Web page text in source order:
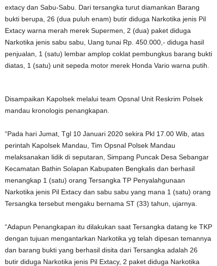
extacy dan Sabu-Sabu. Dari tersangka turut diamankan Barang
bukti berupa, 26 (dua puluh enam) butir diduga Narkotika jenis Pil
Extacy warna merah merek Supermen, 2 (dua) paket diduga
Narkotika jenis sabu sabu, Uang tunai Rp. 450.000,- diduga hasil
penjualan, 1 (satu) lembar amplop coklat pembungkus barang bukti
diatas, 1 (satu) unit sepeda motor merek Honda Vario warna putih.
Disampaikan Kapolsek melalui team Opsnal Unit Reskrim Polsek
mandau kronologis penangkapan.
“Pada hari Jumat, Tgl 10 Januari 2020 sekira Pkl 17.00 Wib, atas
perintah Kapolsek Mandau, Tim Opsnal Polsek Mandau
melaksanakan lidik di seputaran, Simpang Puncak Desa Sebangar
Kecamatan Bathin Solapan Kabupaten Bengkalis dan berhasil
menangkap 1 (satu) orang Tersangka TP Penyalahgunaan
Narkotika jenis Pil Extacy dan sabu sabu yang mana 1 (satu) orang
Tersangka tersebut mengaku bernama ST (33) tahun, ujarnya.
“Adapun Penangkapan itu dilakukan saat Tersangka datang ke TKP
dengan tujuan mengantarkan Narkotika yg telah dipesan temannya
dan barang bukti yang berhasil disita dari Tersangka adalah 26
butir diduga Narkotika jenis Pil Extacy, 2 paket diduga Narkotika